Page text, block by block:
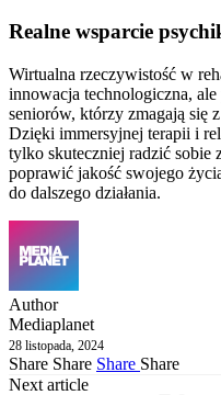
Realne wsparcie
Wirtualna rzeczywistość w
innowacja technologiczna,
seniorów, którzy zmagają się
Dzięki immersyjnej terapii i
tylko skuteczniej radzić
poprawić jakość swojego
do dalszego działania.
Author
Mediaplanet
28 listopada, 2024
Share Share Share Share
Next article